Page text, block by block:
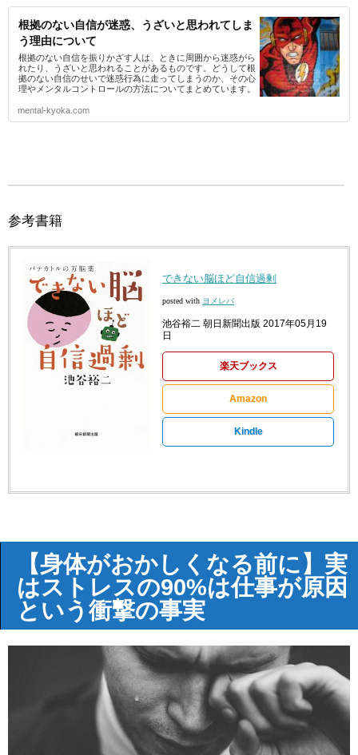
根拠のない自信が迷惑、うざいと思われてしま
う理由について
根拠のない自信を振りかざす人は、ときに周囲から迷惑がら
れたり、うざいと思われることがあるものです。どうして根
拠のない自信のせいで迷惑行為に走ってしまうのか、その心
理やメンタルコントロールの方法についてまとめています。
mental-kyoka.com
参考書籍
できない脳ほど自信過剰
posted with ヨメレバ
池谷裕二 朝日新聞出版 2017年05月19
日
楽天ブックス
Amazon
Kindle
【身体がおかしくなる前に】実
はストレスの90%は仕事が原因
という衝撃の事実